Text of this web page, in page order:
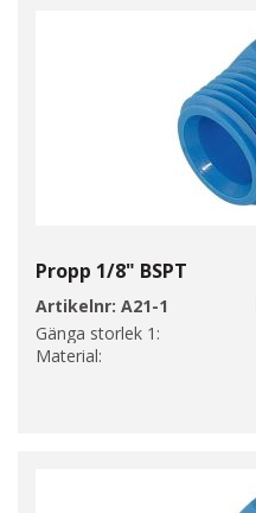
Propp 1/8" BSPT
Artikelnr: A21-1
Gänga storlek 1:
Material: